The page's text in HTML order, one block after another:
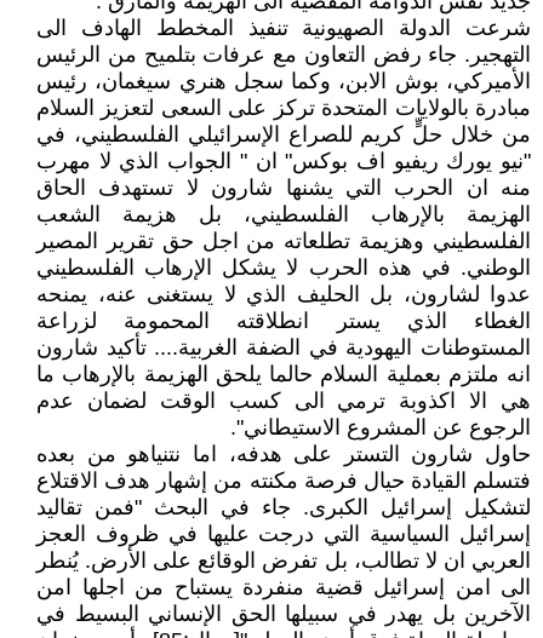
شرعت الدولة الصهيونية تنفيذ المخطط الهادف الى
التهجير. جاء رفض التعاون مع عرفات بتلميح من الرئيس
الأميركي، بوش الابن، وكما سجل هنري سيغمان، رئيس
مبادرة بالولايات المتحدة تركز على السعى لتعزيز السلام
من خلال حلٍّ كريم للصراع الإسرائيلي الفلسطيني، في
"نيو يورك ريفيو اف بوكس" ان " الجواب الذي لا مهرب
منه ان الحرب التي يشنها شارون لا تستهدف الحاق
الهزيمة بالإرهاب الفلسطيني، بل هزيمة الشعب
الفلسطيني وهزيمة تطلعاته من اجل حق تقرير المصير
الوطني. في هذه الحرب لا يشكل الإرهاب الفلسطيني
عدوا لشارون، بل الحليف الذي لا يستغنى عنه، يمنحه
الغطاء الذي يستر انطلاقته المحمومة لزراعة
المستوطنات اليهودية في الضفة الغربية.... تأكيد شارون
انه ملتزم بعملية السلام حالما يلحق الهزيمة بالإرهاب ما
هي الا اكذوبة ترمي الى كسب الوقت لضمان عدم
الرجوع عن المشروع الاستيطاني".
حاول شارون التستر على هدفه، اما نتنياهو من بعده
فتسلم القيادة حيال فرصة مكنته من إشهار هدف الاقتلاع
لتشكيل إسرائيل الكبرى. جاء في البحث "فمن تقاليد
إسرائيل السياسية التي درجت عليها في ظروف العجز
العربي ان لا تطالب، بل تفرض الوقائع على الأرض. يُنطر
الى امن إسرائيل قضية منفردة يستباح من اجلها امن
الآخرين بل يهدر في سبيلها الحق الإنساني البسيط في